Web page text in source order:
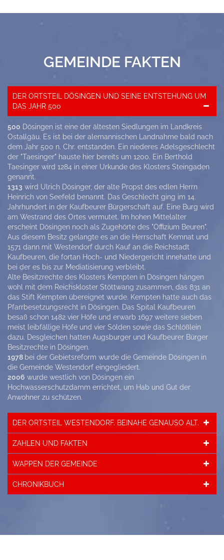
GEMEINDE FAKTEN
DER ORTSTEIL DÖSINGEN UND SEINE ENTSTEHUNG UM
DAS JAHR 500
500 Dösingen ist eine der ältesten Siedlungen im Landkreis
Ostallgäu. Es ist bei der alemannischen Landnahme bald nach
dem Jahr 500 n. Chr. entstanden. Ein niederes Adelsgeschlecht
der "Taesinger" hauste hier bereits um 1200. Ein Berthold
Taesinger wird 1284 in einer Urkunde des Klosters Steingaden
genannt.
1313 wird Ulrich Dösinger, der alte Propst des edlen Herrn
Heinrich von Seefeld benannt. Das Geschlecht ging im 14.
Jahrhundert in der Kaufbeurer Bürgerschaft auf. Eine Burg wird
am Westrand des Ortes vermutet. Im hohen Mittelalter
erscheint Dösingen noch als Zugehörte des "Offizium Beuren".
Aus diesem Besitz gelangte es an die Herrschaft Kemnat und
1571 dann mit Westendorf durch Kauf an die Reichstadt
Kaufbeuren, die fortan Hoch- und Niedergericht innehatte und
bei der es bis zur Mediatisierung verbleibt.
Alte Besitzrechte des Klosters Kempten in Dösingen hängen
wohl mit dem Reichskloster Stöttwang zusammen, das 831 an
das Stift Kempten übereignet wurde. Kempten hatte auch das
Pfarrbesetzungsrecht in Dösingen. Das Spital Kaufbeuren
besaß schon 1482 vier Höfe und erwarb 1697 weitere sieben
meist leibfällige Höfe und vier Sölden sowie das Schlößlein
dazu. Desgleichen hatten Augsburger und Kaufbeurer Bürger
Besitzrechte in Dösingen.
1978 bei der Gebietsreform wurde die Gemeinde Dösingen in
die Gemeinde Westendorf eingegliedert.
2006 wurde westlich von Dösingen ein
Hochwasserschutzdamm errichtet, um Hab und Gut der
Anwohner zu schützen.
DER ORTSTEIL WESTENDORF. BEINAHE GENAUSO ALT.
ZAHLEN UND FAKTEN
WAPPEN DER GEMEINDE
CHRONIKBUCH